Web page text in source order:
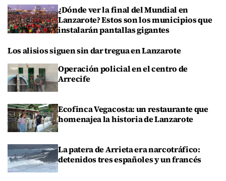
¿Dónde ver la final del Mundial en
Lanzarote? Estos son los municipios que
instalarán pantallas gigantes
Los alisios siguen sin dar tregua en Lanzarote
Operación policial en el centro de
Arrecife
Ecofinca Vegacosta: un restaurante que
homenajea la historia de Lanzarote
La patera de Arrieta era narcotráfico:
detenidos tres españoles y un francés